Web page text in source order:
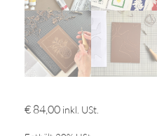
€ 84,00 inkl. USt.